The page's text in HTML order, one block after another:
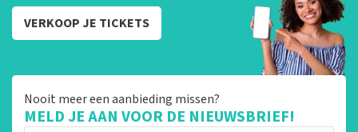
VERKOOP JE TICKETS
Nooit meer een aanbieding missen?
MELD JE AAN VOOR DE NIEUWSBRIEF!